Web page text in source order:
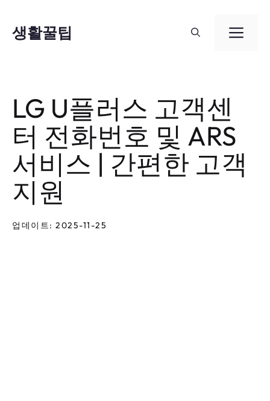
생활꿀팁
메
LG U플러스 고객센
터 전화번호 및 ARS
서비스 | 간편한 고객
지원
업데이트: 2025-11-25